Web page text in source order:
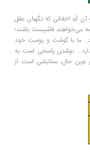
کُدِ اخلاقی که نگهبان عقل
می‌خواهند فاشیست باشند؛
ما با گوشت و پوست خود
نوشتن پاسخی است به
عین حال، ستایشی است از